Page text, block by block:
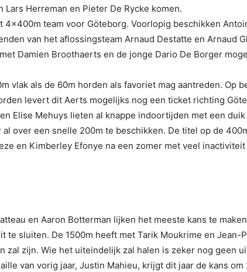
Herreman en Pieter De Rycke komen.
team voor Göteborg. Voorlopig beschikken
van het aflossingsteam Arnaud Destatte en Arnaud
Damien Broothaerts en de jonge Dario De Borger
vlak als de 60m horden als favoriet mag aantreden. Op
levert dit Aerts mogelijks nog een ticket richting
Elise Mehuys lieten al knappe indoortijden met een
over een snelle 200m te beschikken. De titel op de
en Kimberley Efonye na een zomer met veel
en Aaron Botterman lijken het meeste kans te
sluiten. De 1500m heeft met Tarik Moukrime en
zijn. Wie het uiteindelijk zal halen is zeker nog geen
van vorig jaar, Justin Mahieu, krijgt dit jaar de kans